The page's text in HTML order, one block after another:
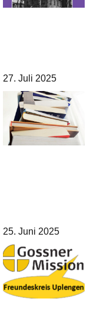
27. Juli 2025
25. Juni 2025